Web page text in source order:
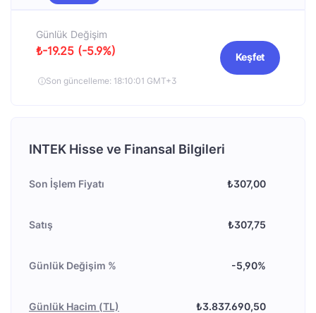
Günlük Değişim
₺-19.25 (-5.9%)
Son güncelleme: 18:10:01 GMT+3
Keşfet
INTEK Hisse ve Finansal Bilgileri
Son İşlem Fiyatı ₺307,00
Satış ₺307,75
Günlük Değişim % -5,90%
Günlük Hacim (TL) ₺3.837.690,50